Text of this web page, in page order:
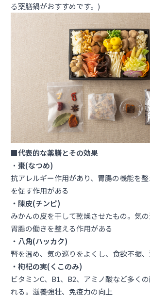
る薬膳鍋がおすすめです。)
■代表的な薬膳とその効果
・棗(なつめ)
抗アレルギー作用があり、胃腸の機能を
を促す作用がある
・陳皮(チンピ)
みかんの皮を干して乾燥させたもの。気の
胃腸の働きを整える作用がある
・八角(ハッカク)
腎を温め、気の巡りをよくし、食欲不振
・枸杞の実(くこのみ)
ビタミンC、B1、B2、アミノ酸など多く
れる。滋養強壮、免疫力の向上